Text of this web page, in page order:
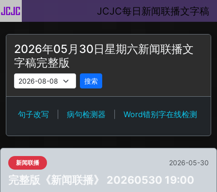
JCJC每日新闻联播文字稿
2026年05月30日星期六新闻联播文
字稿完整版
搜索
句子改写 病句检测器 Word错别字在线检测
新闻联播 2026-05-30
完整版《新闻联播》 20260530 19:00